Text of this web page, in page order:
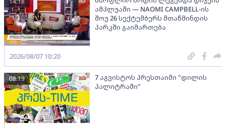
ამპლუაში — NAOMI CAMPBELL-ის
შოუ 26 სექტემბერს მთაწმინდის
პარკში გაიმართება
2026/08/07 10:20
7 აგვისტოს პრესთაიმი "დილის
პალიტრაში"
08:19